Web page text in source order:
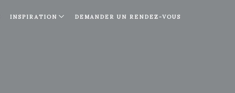
INSPIRATION DEMANDER UN RENDEZ-VOUS